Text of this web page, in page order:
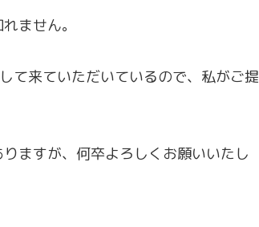
ません。
て来ていただいているので、私がご提
ますが、何卒よろしくお願いいたし